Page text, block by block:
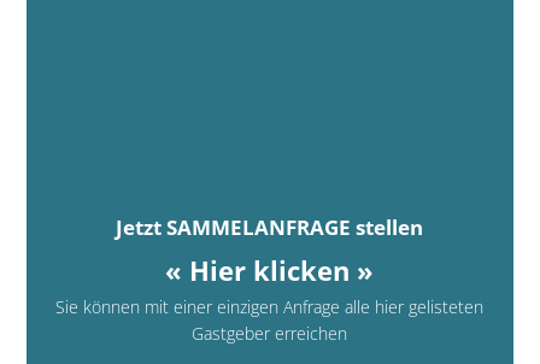
Jetzt SAMMELANFRAGE stellen
« Hier klicken »
Sie können mit einer einzigen Anfrage alle hier gelisteten
Gastgeber erreichen